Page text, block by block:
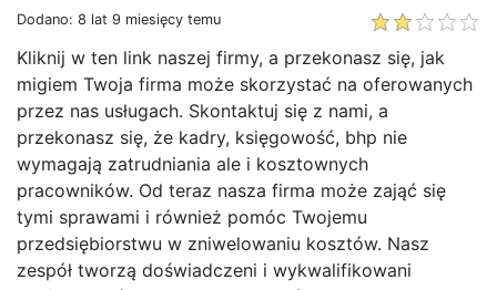
Dodano: 8 lat 9 miesięcy temu
Kliknij w ten link naszej firmy, a przekonasz się, jak
migiem Twoja firma może skorzystać na oferowanych
przez nas usługach. Skontaktuj się z nami, a
przekonasz się, że kadry, księgowość, bhp nie
wymagają zatrudniania ale i kosztownych
pracowników. Od teraz nasza firma może zająć się
tymi sprawami i również pomóc Twojemu
przedsiębiorstwu w zniwelowaniu kosztów. Nasz
zespół tworzą doświadczeni i wykwalifikowani